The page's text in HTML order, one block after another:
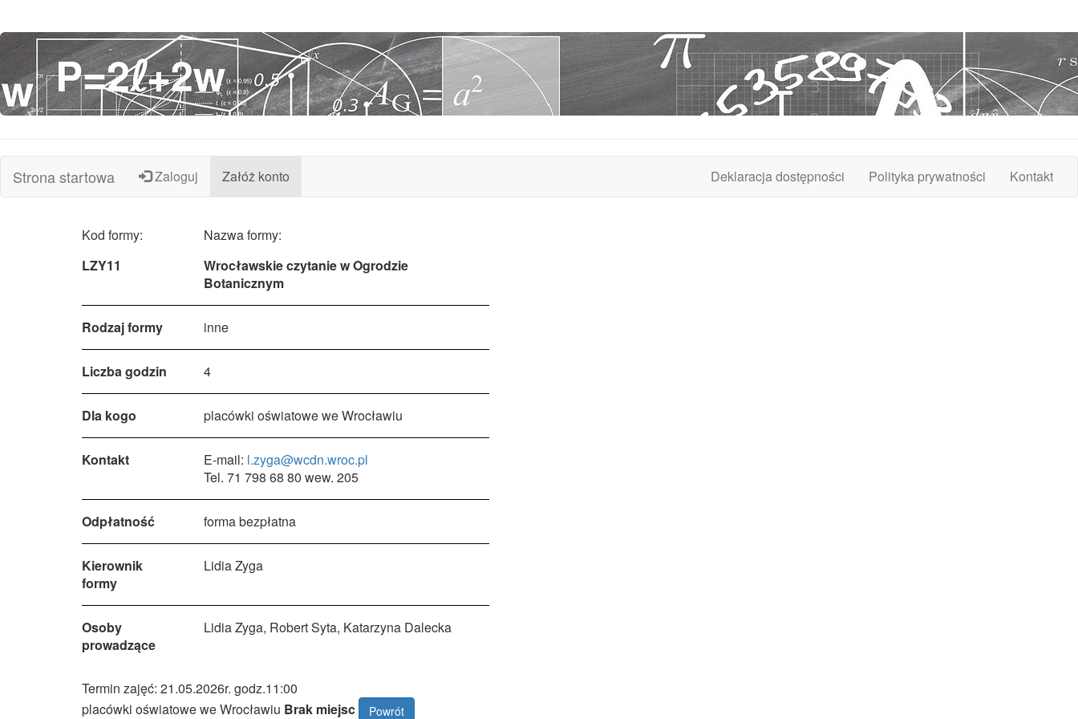
Strona startowa Zaloguj Załóż konto Kontakt
Deklaracja dostępności Polityka prywatności
Kod formy:
LZY11
Nazwa formy:
Wrocławskie czytanie w Ogrodzie
Botanicznym
Rodzaj formy inne
Liczba godzin 4
Dla kogo placówki oświatowe we Wrocławiu
Kontakt E-mail: l.zyga@wcdn.wroc.pl
Tel. 71 798 68 80 wew. 205
Odpłatność forma bezpłatna
Kierownik
formy
Lidia Zyga
Osoby
prowadzące
Lidia Zyga, Robert Syta, Katarzyna Dalecka
Termin zajęć: 21.05.2026r. godz.11:00
placówki oświatowe we Wrocławiu Brak miejsc Powrót